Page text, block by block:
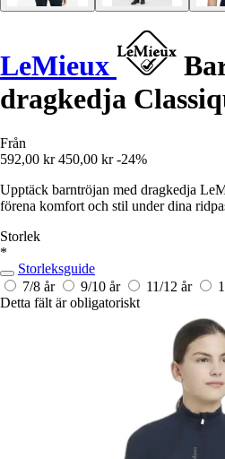
LeMieux
dragkedja
Från
592,00 kr 450,00 kr -24%
Upptäck barntröjan med dragkedja
förena komfort och stil under dina
Storlek
*
Storleksguide
7/8 år
9/10 år 11/12 år
Detta fält är obligatoriskt